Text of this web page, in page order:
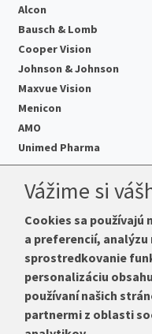
Alcon
Bausch & Lomb
Cooper Vision
Johnson & Johnson
Maxvue Vision
Menicon
AMO
Unimed Pharma
Telefón:+421 222 205
E-mail:info@kup-
Reklamačná adresa
Andrea Votavová
Revoluční 1017
Vážime si
Cookies sa používajú
a preferencií,
sprostredkovanie
personalizáciu
používaní našich
partnermi z oblasti